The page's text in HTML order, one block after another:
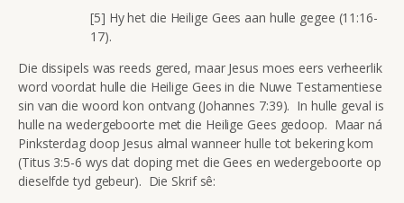
[5] Hy het die Heilige Gees aan hulle gegee (11:16-
17).
Die dissipels was reeds gered, maar Jesus moes eers verheerlik
word voordat hulle die Heilige Gees in die Nuwe Testamentiese
sin van die woord kon ontvang (Johannes 7:39). In hulle geval is
hulle na wedergeboorte met die Heilige Gees gedoop. Maar ná
Pinksterdag doop Jesus almal wanneer hulle tot bekering kom
(Titus 3:5-6 wys dat doping met die Gees en wedergeboorte op
dieselfde tyd gebeur). Die Skrif sê: